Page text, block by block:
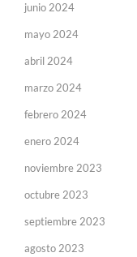
junio 2024
mayo 2024
abril 2024
marzo 2024
febrero 2024
enero 2024
noviembre 2023
octubre 2023
septiembre 2023
agosto 2023